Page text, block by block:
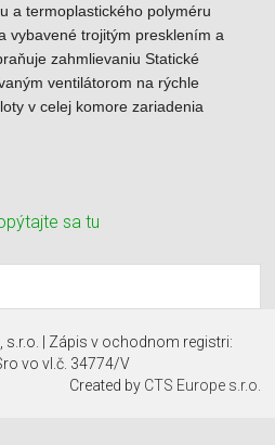
a termoplastického polyméru
vybavené trojitým presklením a
zahmlievaniu Statické
ventilátorom na rýchle
v celej komore zariadenia
sa tu
s.r.o. | Zápis v ochodnom registri:
vo vl.č. 34774/V
Created by CTS Europe s.r.o.